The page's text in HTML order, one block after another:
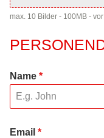
max. 10 Bilder - 100MB -
Name *
Email *